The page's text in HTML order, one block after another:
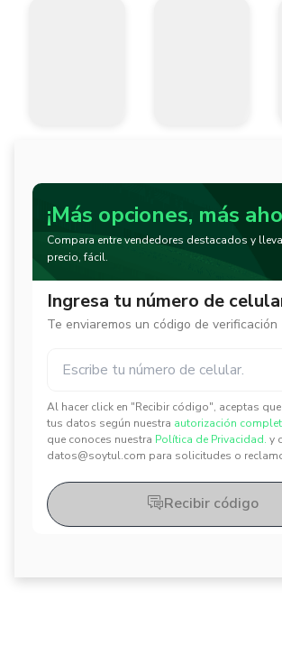
¡Más opciones, más
Compara entre vendedores destacados y
precio, fácil.
Ingresa tu número de
Te enviaremos un código de verificación
Al hacer click en "Recibir código", aceptas que
tus datos según nuestra autorización
que conoces nuestra Política de Privacidad. y
datos@soytul.com para solicitudes o
Recibir código